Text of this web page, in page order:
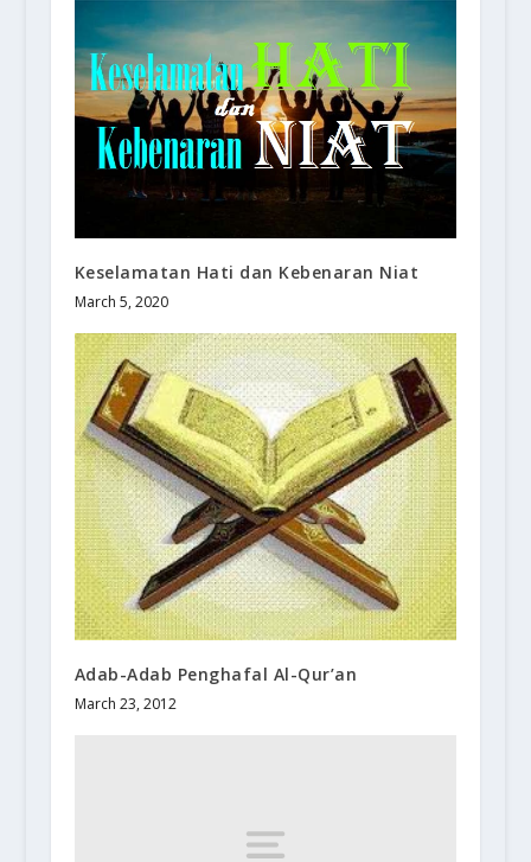
Keselamatan Hati dan Kebenaran Niat
March 5, 2020
Adab-Adab Penghafal Al-Qur’an
March 23, 2012